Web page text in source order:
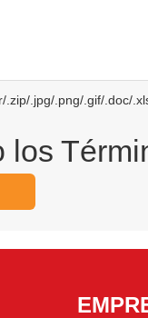
.zip/.jpg/.png/.gif/.doc/
los